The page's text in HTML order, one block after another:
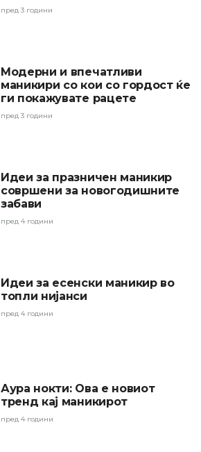
пред 3 години
Модерни и впечатливи
маникири со кои со гордост ќе
ги покажувате рацете
пред 3 години
Идеи за празничен маникир
совршени за новогодишните
забави
пред 4 години
Идеи за есенски маникир во
топли нијанси
пред 4 години
Аура нокти: Ова е новиот
тренд кај маникирот
пред 4 години